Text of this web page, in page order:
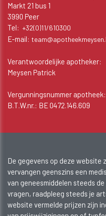
Markt 21 bus 1
3990 Peer
Tel: +32(0)11/610300
E-mail:
Verantwoordelijke apotheker:
Meysen Patrick
Vergunningsnummer apotheek:
B.T.W.nr.: BE 0472.146.609
De gegevens op deze
vervangen geenszins een
van geneesmiddelen steeds
vragen, raadpleeg steeds je
website vermelde prijzen zijn